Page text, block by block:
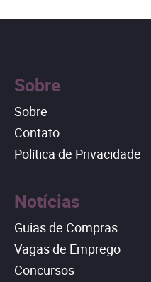
Sobre
Sobre
Contato
Política de Privacidade
Notícias
Guias de Compras
Vagas de Emprego
Concursos